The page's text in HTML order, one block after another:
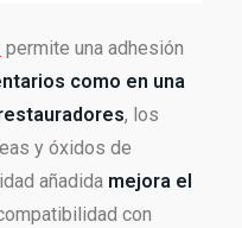
permite una adhesión
como en una
, los
y óxidos de
añadida mejora el
con